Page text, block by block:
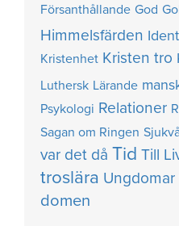
Försanthållande God
Himmelsfärden
Kristenhet Kristen tro
Luthersk Lärande
Psykologi Relationer
Sagan om Ringen
var det då Tid Till
troslära Ungdomar
domen